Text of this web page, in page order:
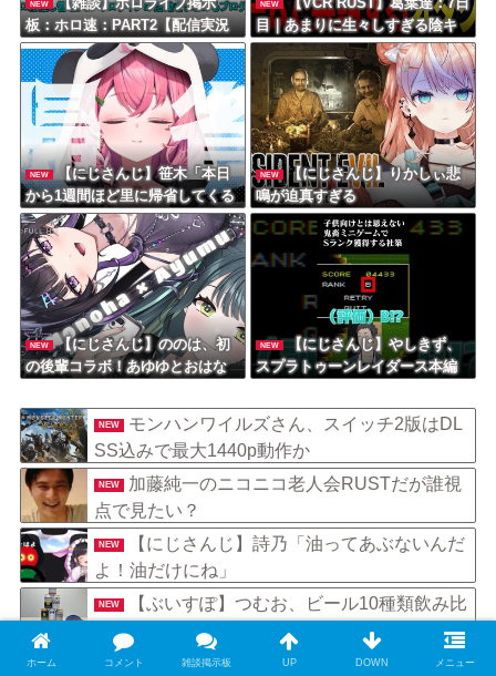
NEW
板：ホロ速：PART2【配信実況
可】
NEW
目｜あまりに生々しすぎる陰キ
ャムーブでギャルをガチ困惑
NEW
【にじさんじ】笹木「本日
から1週間ほど里に帰省してくる
やよ～。久々に京都満喫してく
るっ！」
NEW
【にじさんじ】りかしぃ悲
鳴が迫真すぎる
NEW
【にじさんじ】ののは、初
の後輩コラボ！あゆゆとおはな
【8/7(金)20:00】
NEW
【にじさんじ】やしきず、
スプラトゥーンレイダース本編
極めようとする
NEW
モンハンワイルズさん、スイッチ2版はDL
SS込みで最大1440p動作か
NEW
加藤純一のニコニコ老人会RUSTだが誰視
点で見たい？
NEW
【にじさんじ】詩乃「油ってあぶないんだ
よ！油だけにね」
NEW
【ぶいすぽ】つむお、ビール10種類飲み比
べ第2弾！「最近は焼肉屋で最初にビールを頼
むくらい好き」
NEW キズナアイのActiv8さん、アソビシステム
ホーム コメント 雑談掲示板 UP DOWN メニュー